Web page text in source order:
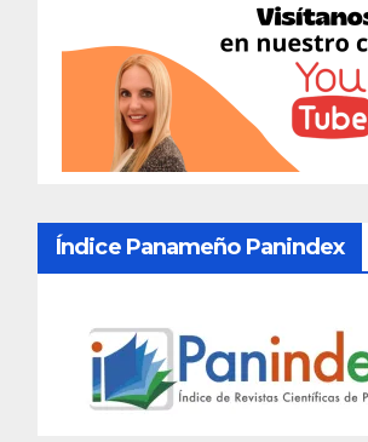
Índice Panameño Panindex